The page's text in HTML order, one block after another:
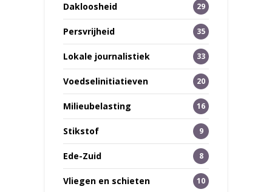
Dakloosheid 29
Persvrijheid 35
Lokale journalistiek 33
Voedselinitiatieven 20
Milieubelasting 16
Stikstof 9
Ede-Zuid 8
Vliegen en schieten 10